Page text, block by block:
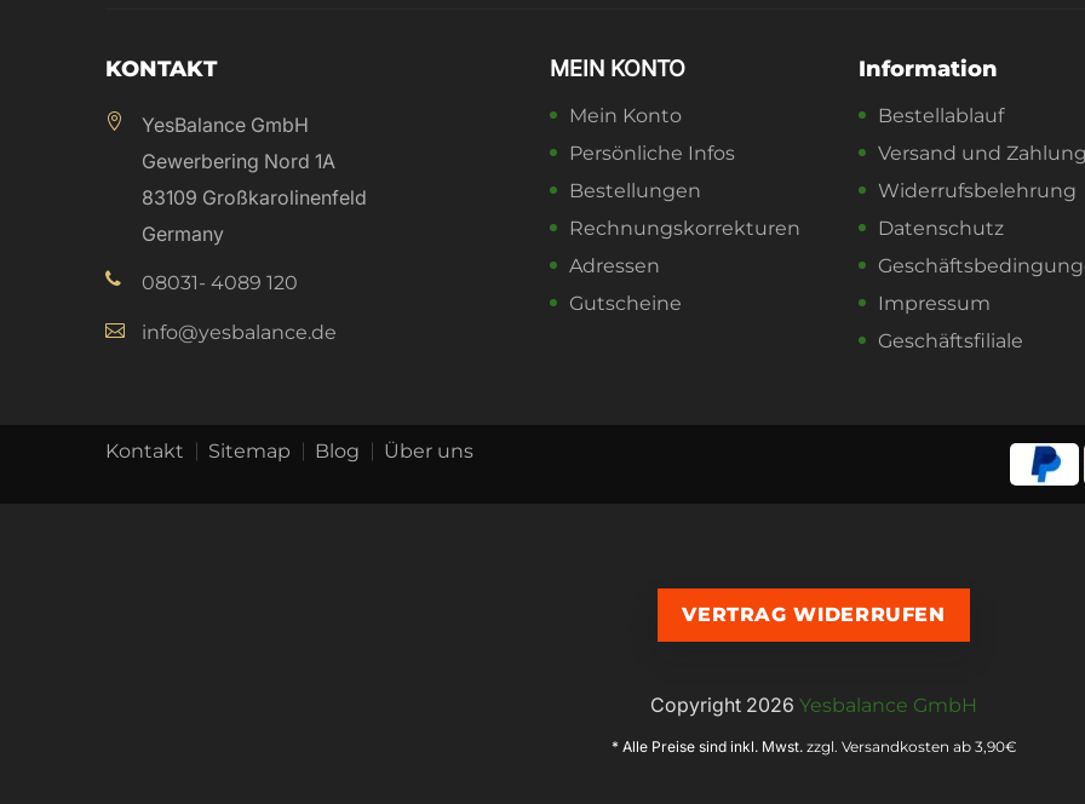
KONTAKT
YesBalance GmbH
Gewerbering Nord 1A
83109 Großkarolinenfeld
Germany
08031- 4089 120
info@yesbalance.de
MEIN KONTO
Mein Konto
Persönliche Infos
Bestellungen
Rechnungskorrekturen
Adressen
Gutscheine
Information
Bestellablauf
Versand und Zahlung
Widerrufsbelehrung
Datenschutz
Impressum
Geschäftsfiliale
Kontakt Sitemap Blog Über uns
VERTRAG WIDERRUFEN
Copyright 2026 Yesbalance GmbH
* Alle Preise sind inkl. Mwst. zzgl. Versandkosten ab 3,90€